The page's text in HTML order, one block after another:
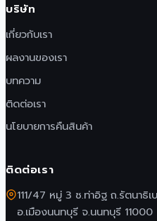
บริษัท
เกี่ยวกับเรา
ผลงานของเรา
บทความ
ติดต่อเรา
นโยบายการคืนสินค้า
ติดต่อเรา
111/47 หมู่ 3 ซ.ท่าอิฐ ถ.รัตนาธิ
อ.เมืองนนทบุรี จ.นนทบุรี 11000